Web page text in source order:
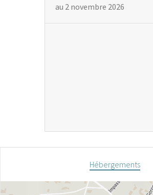
au 2 novembre 2026
Hébergements